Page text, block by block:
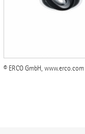
© ERCO GmbH, www.erco.com